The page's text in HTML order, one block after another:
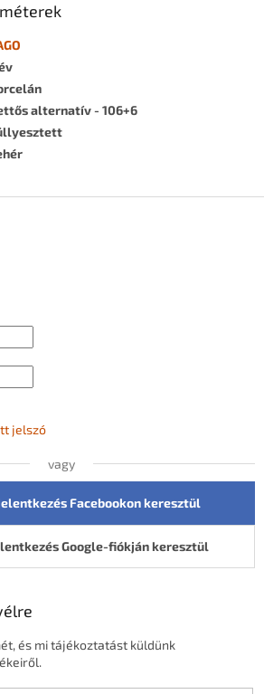
alternatív - 106+6
jelszó
vagy
Facebookon keresztül
Google-fiókján keresztül
és mi tájékoztatást küldünk